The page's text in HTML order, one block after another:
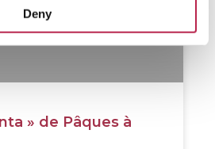
Deny
» de Pâques à